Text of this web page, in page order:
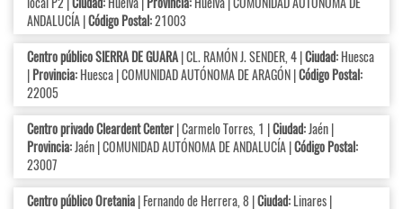
ANDALUCÍA |Código Postal:21003
Centro público SIERRA DE GUARA| CL. RAMÓN J. SENDER, 4 |Ciudad:Huesca
|Provincia:Huesca | COMUNIDAD AUTÓNOMA DE ARAGÓN |Código Postal:
22005
Centro privado Cleardent Center| Carmelo Torres, 1 |Ciudad:Jaén |
Provincia:Jaén | COMUNIDAD AUTÓNOMA DE ANDALUCÍA |Código Postal:
23007
Centro público Oretania| Fernando de Herrera, 8 |Ciudad:Linares |